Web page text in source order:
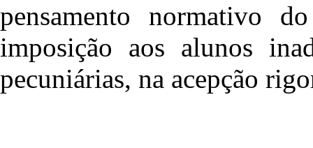
pensamento normativo
imposição aos alunos
pecuniárias, na acepção